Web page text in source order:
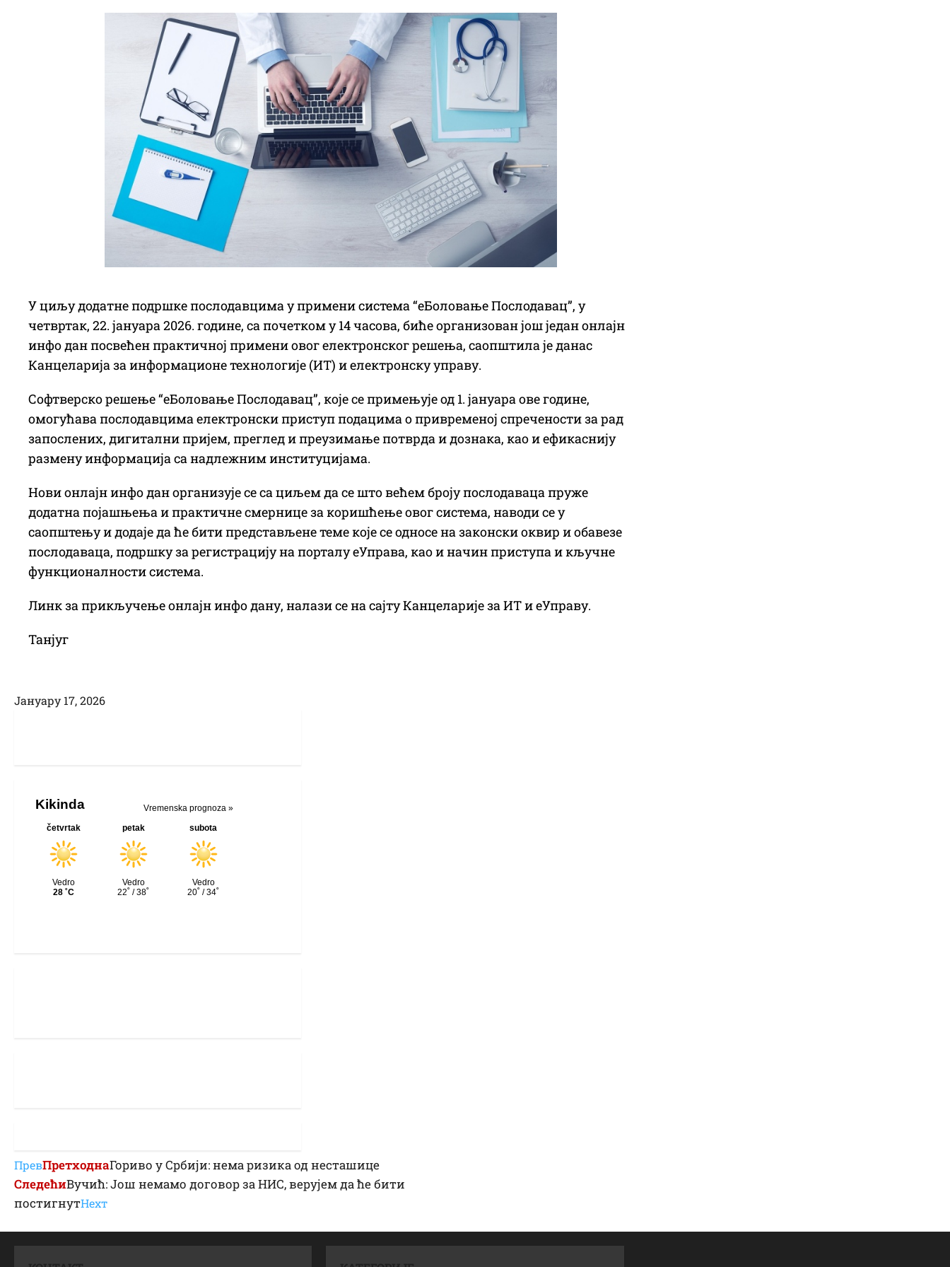
У циљу додатне подршке послодавцима у примени система “еБоловање Послодавац”, у
четвртак, 22. јануара 2026. године, са почетком у 14 часова, биће организован још један онлајн
инфо дан посвећен практичној примени овог електронског решења, саопштила је данас
Канцеларија за информационе технологије (ИТ) и електронску управу.
Софтверско решење “еБоловање Послодавац”, које се примењује од 1. јануара ове године,
омогућава послодавцима електронски приступ подацима о привременој спречености за рад
запослених, дигитални пријем, преглед и преузимање потврда и дознака, као и ефикаснију
размену информација са надлежним институцијама.
Нови онлајн инфо дан организује се са циљем да се што већем броју послодаваца пруже
додатна појашњења и практичне смернице за коришћење овог система, наводи се у
саопштењу и додаје да ће бити представљене теме које се односе на законски оквир и обавезе
послодаваца, подршку за регистрацију на порталу еУправа, као и начин приступа и кључне
функционалности система.
Линк за прикључење онлајн инфо дану, налази се на сајту Канцеларије за ИТ и еУправу.
Танјуг
Јануарy 17, 2026
ПревПретходнаГориво у Србији: нема ризика од несташице
СледећиВучић: Још немамо договор за НИС, верујем да ће бити
постигнутНеxт